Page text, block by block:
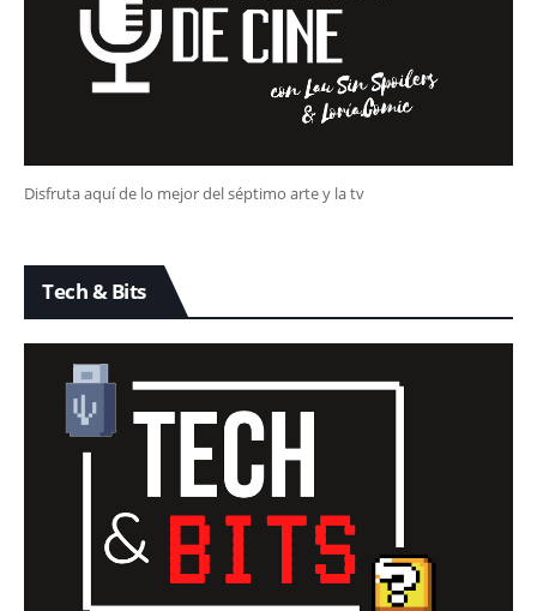
Disfruta aquí de lo mejor del séptimo arte y la tv
Tech & Bits